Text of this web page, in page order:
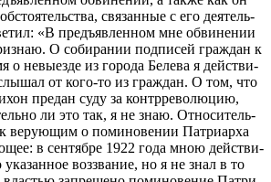
свя­зан­ные с его де­я­тель­
«В предъ­яв­лен­ном мне об­ви­не­нии
О со­би­ра­нии под­пи­сей граж­дан к
невы­ез­де из го­ро­да Беле­ва я дей­стви­
от ко­го-то из граж­дан. О том, что
пре­дан су­ду за контр­ре­во­лю­цию,
ли это так, я не знаю. От­но­си­тель­
к ве­ру­ю­щим о по­ми­но­ве­нии Пат­ри­ар­ха
в сен­тяб­ре 1922 го­да мною дей­стви­
воз­зва­ние, но я не знал в то